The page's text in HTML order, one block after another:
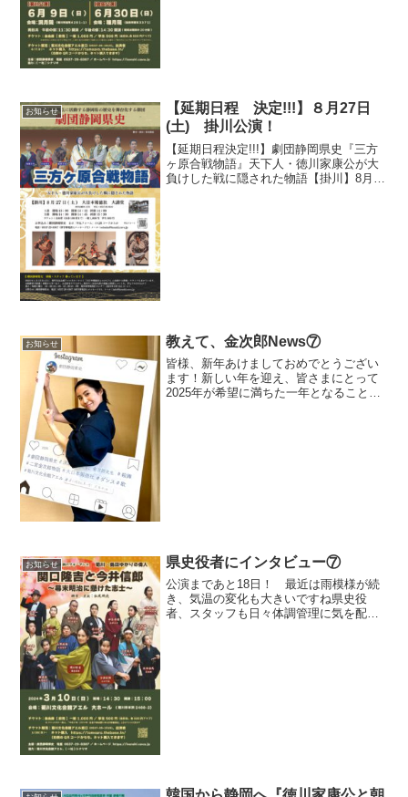
お知らせ
【延期日程 決定!!!】８月27日
(土) 掛川公演！
【延期日程決定!!!】劇団静岡県史『三方
ヶ原合戦物語』天下人・徳川家康公が大
負けした戦に隠された物語【掛川】8月27
お知らせ 教えて、金次郎News⑦
皆様、新年あけましておめでとうござい
ます！新しい年を迎え、皆さまにとって
2025年が希望に満ちた一年となること
お知らせ 県史役者にインタビュー⑦
公演まであと18日！ 最近は雨模様が続
き、気温の変化も大きいですね県史役
者、スタッフも日々体調管理に気を配っ